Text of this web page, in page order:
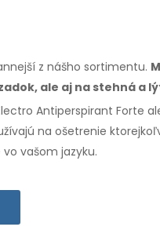
z nášho sortimentu.
ale aj na stehná a
Antiperspirant Forte
na ošetrenie
vo vašom jazyku.